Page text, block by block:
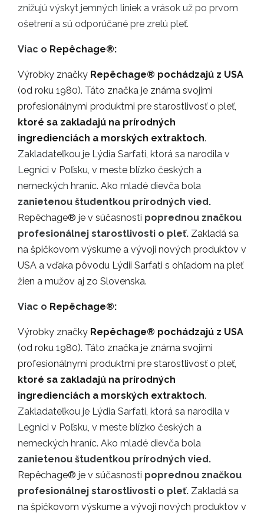
znižujú výskyt jemných liniek a vrások už po prvom
ošetrení a sú odporúčané pre zrelú pleť.
Viac o Repêchage®:
Výrobky značky Repêchage® pochádzajú z USA
(od roku 1980). Táto značka je známa svojimi
profesionálnymi produktmi pre starostlivosť o pleť,
ktoré sa zakladajú na prírodných
ingredienciách a morských extraktoch.
Zakladateľkou je Lýdia Sarfati, ktorá sa narodila v
Legnici v Poľsku, v meste blízko českých a
nemeckých hraníc. Ako mladé dievča bola
zanietenou študentkou prírodných vied.
Repêchage® je v súčasnosti poprednou značkou
profesionálnej starostlivosti o pleť. Zakladá sa
na špičkovom výskume a vývoji nových produktov v
USA a vďaka pôvodu Lýdii Sarfati s ohľadom na pleť
žien a mužov aj zo Slovenska.
Viac o Repêchage®:
Výrobky značky Repêchage® pochádzajú z USA
(od roku 1980). Táto značka je známa svojimi
profesionálnymi produktmi pre starostlivosť o pleť,
ktoré sa zakladajú na prírodných
ingredienciách a morských extraktoch.
Zakladateľkou je Lýdia Sarfati, ktorá sa narodila v
Legnici v Poľsku, v meste blízko českých a
nemeckých hraníc. Ako mladé dievča bola
zanietenou študentkou prírodných vied.
Repêchage® je v súčasnosti poprednou značkou
profesionálnej starostlivosti o pleť. Zakladá sa
na špičkovom výskume a vývoji nových produktov v